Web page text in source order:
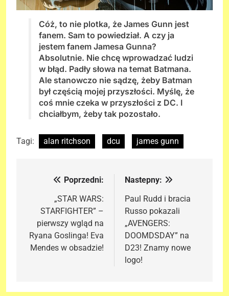
Cóż, to nie plotka, że ​​James Gunn jest
fanem. Sam to powiedział. A czy ja
jestem fanem Jamesa Gunna?
Absolutnie. Nie chcę wprowadzać ludzi
w błąd. Padły słowa na temat Batmana.
Ale stanowczo nie sądzę, żeby Batman
był częścią mojej przyszłości. Myślę, że
coś mnie czeka w przyszłości z DC. I
chciałbym, żeby tak pozostało.
Tagi: alan ritchson dcu james gunn
Nawigacja
wpisu
Poprzedni:
„STAR WARS:
STARFIGHTER” –
pierwszy wgląd na
Ryana Goslinga! Eva
Mendes w obsadzie!
Nastepny:
Paul Rudd i bracia
Russo pokazali
„AVENGERS:
DOOMDSDAY” na
D23! Znamy nowe
logo!